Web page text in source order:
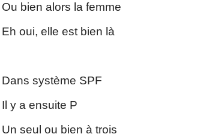
Ou bien alors la femme
Eh oui, elle est bien là
Dans système SPF
Il y a ensuite P
Un seul ou bien à trois